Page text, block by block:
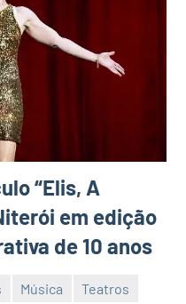
“Elis, A
em edição
de 10 anos
Música
Teatros